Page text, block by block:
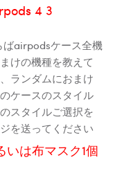
4 3
ばairpodsケース全機
けの機種を教えて
ランダムにおまけ
ケースのスタイル
スタイルご選択を
を送ってください
は布マスク1個